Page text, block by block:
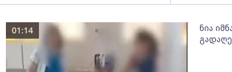
ნია
01:14